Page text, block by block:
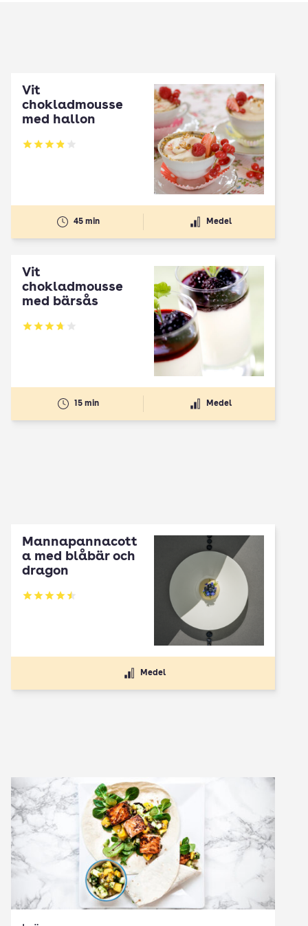
Vit
chokladmousse
med hallon
Betyg: 3.85 av 5
45 min Medel
Vit
chokladmousse
med bärsås
Betyg: 3.73 av 5
15 min Medel
Mannapannacott
a med blåbär och
dragon
Betyg: 4.5 av 5
Medel